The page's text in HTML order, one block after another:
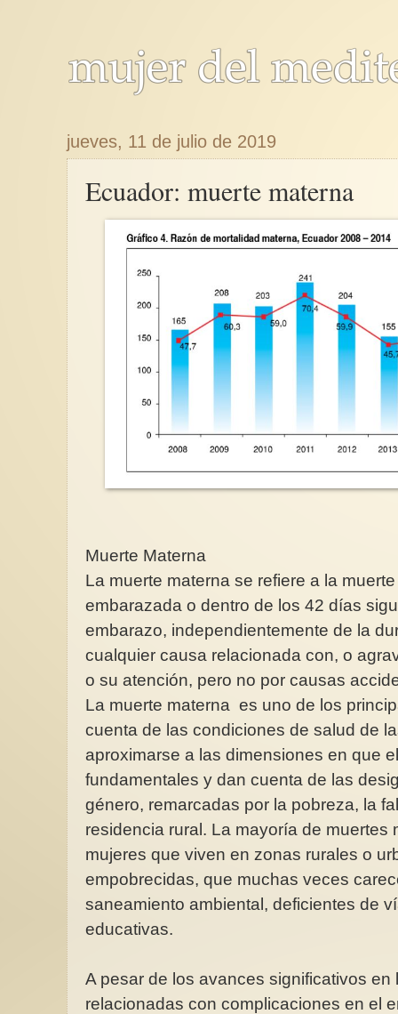
jueves, 11 de julio de 2019
Ecuador: muerte materna
Muerte Materna
La muerte materna se refiere a la
embarazada o dentro de los 42 días
embarazo, independientemente de la
cualquier causa relacionada con, o
o su atención, pero no por causas
La muerte materna es uno de los
cuenta de las condiciones de salud de
aproximarse a las dimensiones en que
fundamentales y dan cuenta de las
género, remarcadas por la pobreza, la
residencia rural. La mayoría de muertes
mujeres que viven en zonas rurales o
empobrecidas, que muchas veces
saneamiento ambiental, deficientes de
educativas.
A pesar de los avances significativos
relacionadas con complicaciones en el
Leyéndolas para
pueda parecer, la
violencia feminicida